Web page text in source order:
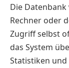
Die Datenbank
Rechner oder
Zugriff selbst
das System
Statistiken und